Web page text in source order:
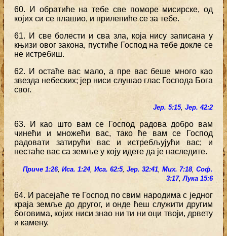
60. И обратиће на тебе све поморе мисирске, од
којих си се плашио, и прилепиће се за тебе.
61. И све болести и сва зла, која нису записана у
књизи овог закона, пустиће Господ на тебе докле се
не истребиш.
62. И остаће вас мало, а пре вас беше много као
звезда небеских; јер ниси слушао глас Господа Бога
свог.
Јер. 5:15, Јер. 42:2
63. И као што вам се Господ радова добро вам
чинећи и множећи вас, тако ће вам се Господ
радовати затирући вас и истребљујући вас; и
нестаће вас са земље у коју идете да је наследите.
Приче 1:26, Иса. 1:24, Иса. 62:5, Јер. 32:41, Мих. 7:18, Соф.
3:17,Лука 15:6
64. И расејаће те Господ по свим народима с једног
краја земље до другог, и онде ћеш служити другим
боговима, којих ниси знао ни ти ни оци твоји, дрвету
и камену.